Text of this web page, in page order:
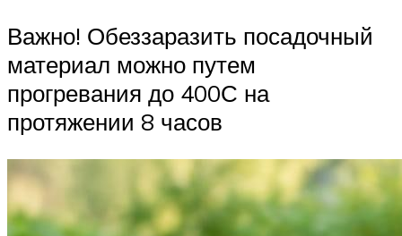
Важно! Обеззаразить посадочный
материал можно путем
прогревания до 400С на
протяжении 8 часов